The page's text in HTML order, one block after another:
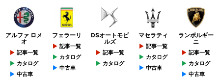
アルファ ロメ
オ
記事一覧
カタログ
中古車
フェラーリ
記事一覧
カタログ
中古車
DSオートモビ
ルズ
記事一覧
カタログ
マセラティ
記事一覧
カタログ
中古車
ランボルギー
ニ
記事一覧
カタログ
中古車